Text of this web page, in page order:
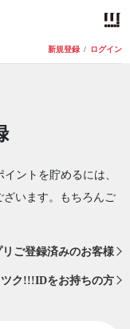
新規登録 / ログイン
ントを貯めるには、
います。もちろんご
ご登録済みのお客様
ツク!!!IDをお持ちの方